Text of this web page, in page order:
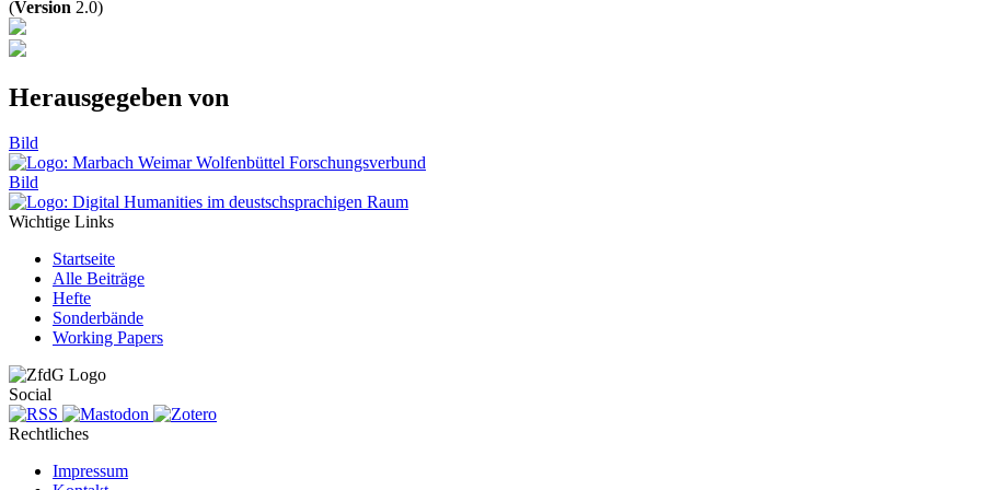
(Version 2.0)
Herausgegeben von
Bild
Bild
Wichtige Links
Startseite
Alle Beiträge
Hefte
Sonderbände
Working Papers
Social
Rechtliches
Impressum